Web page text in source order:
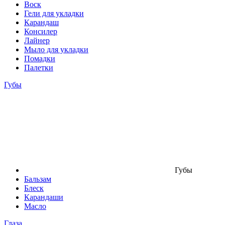
Воск
Гели для укладки
Карандаш
Консилер
Лайнер
Мыло для укладки
Помадки
Палетки
Губы
Губы
Бальзам
Блеск
Карандаши
Масло
Глаза